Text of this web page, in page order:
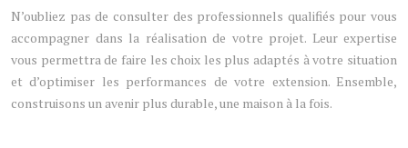
N’oubliez pas de consulter des professionnels qualifiés pour vous
accompagner dans la réalisation de votre projet. Leur expertise
vous permettra de faire les choix les plus adaptés à votre situation
et d’optimiser les performances de votre extension. Ensemble,
construisons un avenir plus durable, une maison à la fois.